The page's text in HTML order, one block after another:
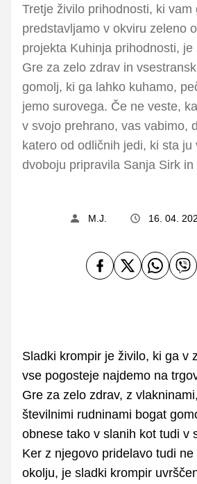
Tretje živilo prihodnosti, ki vam
predstavljamo v okviru zeleno
projekta Kuhinja prihodnosti, je
Gre za zelo zdrav in
gomolj, ki ga lahko kuhamo,
jemo surovega. Če ne veste,
v svojo prehrano, vas vabimo,
katero od odličnih jedi, ki sta ju
dvoboju pripravila Sanja Sirk in
M.J. 16. 04.
Sladki krompir je živilo, ki ga v
vse pogosteje najdemo na
Gre za zelo zdrav, z
številnimi rudninami bogat
obnese tako v slanih kot tudi v
Ker z njegovo pridelavo tudi
okolju, je sladki krompir